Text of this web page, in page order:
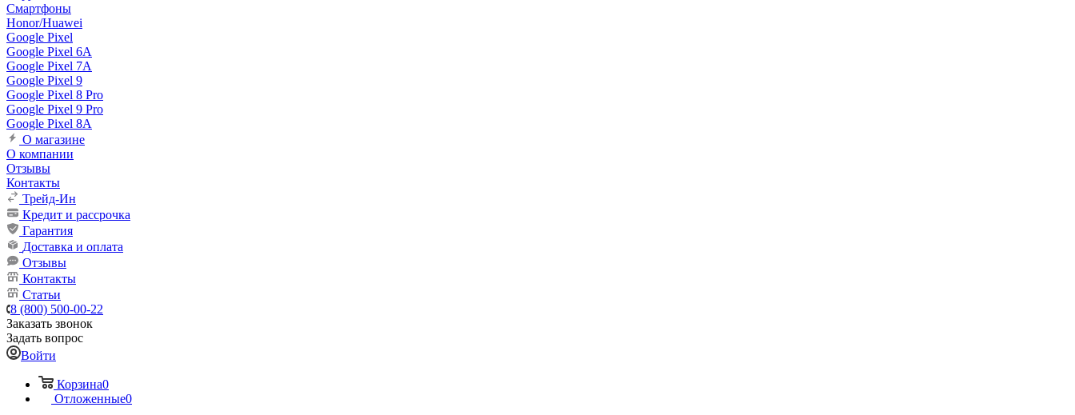
Смартфоны
Honor/Huawei
Google Pixel
Google Pixel 6A
Google Pixel 7А
Google Pixel 9
Google Pixel 8 Pro
Google Pixel 9 Pro
Google Pixel 8A
О магазине
О компании
Отзывы
Контакты
Трейд-Ин
Кредит и рассрочка
Гарантия
Доставка и оплата
Отзывы
Контакты
Статьи
8 (800) 500-00-22
Заказать звонок
Задать вопрос
Войти
Корзина0
Отложенные0